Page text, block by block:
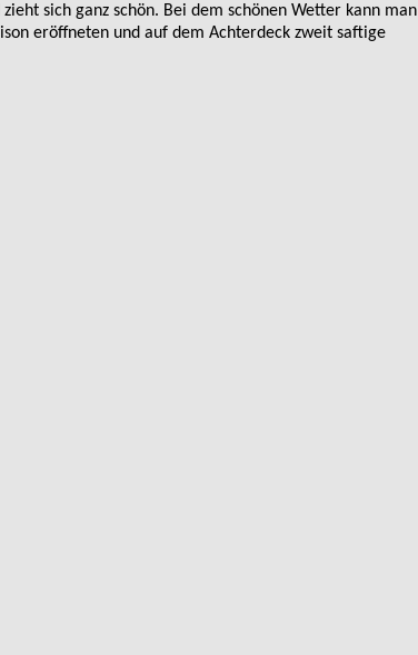
sich ganz schön. Bei dem schönen Wetter kann man
eröffneten und auf dem Achterdeck zweit saftige